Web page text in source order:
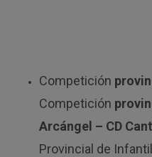
Competición
Competición
Arcángel – CD
Provincial de